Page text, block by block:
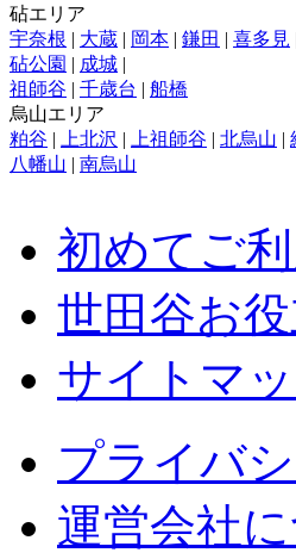
砧エリア
宇奈根 | 大蔵 | 岡本 | 鎌田 | 喜多見
砧公園 | 成城 |
祖師谷 | 千歳台 | 船橋
烏山エリア
粕谷 | 上北沢 | 上祖師谷 | 北烏山 |
八幡山 | 南烏山
初めてご
世田谷お
サイトマ
プライバ
運営会社